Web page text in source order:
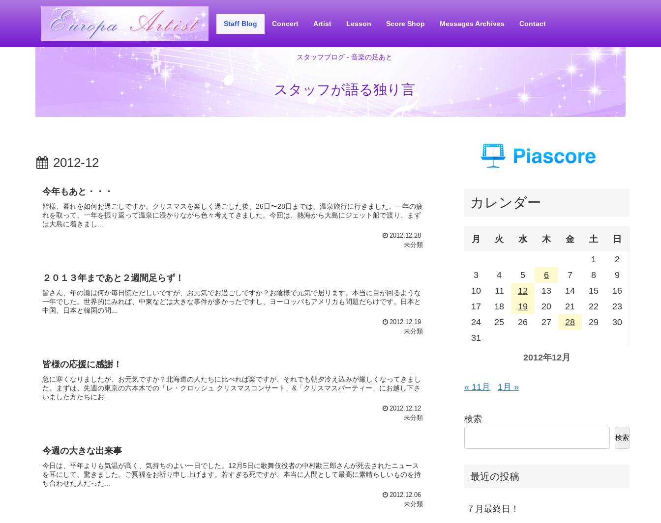
Staff Blog Concert Artist Lesson Score Shop Messages Archives Contact
スタッフブログ - 音楽の足あと
スタッフが語る独り言
2012-12
今年もあと・・・
皆様、暮れを如何お過ごしですか。クリスマスを楽しく過ごした後、26日〜28日までは、温泉旅行に行きました。一年の疲
れを取って、一年を振り返って温泉に浸かりながら色々考えてきました。今回は、熱海から大島にジェット船で渡り、まず
は大島に着きまし...
2012.12.28
未分類
２０１３年まであと２週間足らず！
皆さん、年の瀬は何か毎日慌ただしいですが、お元気でお過ごしですか？お陰様で元気で居ります。本当に目が回るような
一年でした。世界的にみれば、中東などは大きな事件が多かったですし、ヨーロッパもアメリカも問題だらけです。日本と
中国、日本と韓国の問...
2012.12.19
未分類
皆様の応援に感謝！
急に寒くなりましたが、お元気ですか？北海道の人たちに比べれば楽ですが、それでも朝夕冷え込みが厳しくなってきまし
た。まずは、先週の東京の六本木での「レ・クロッシュ クリスマスコンサート」&「クリスマスパーティー」にお越し下さ
いました方たちにお...
2012.12.12
未分類
今週の大きな出来事
今日は、平年よりも気温が高く、気持ちのよい一日でした。12月5日に歌舞伎役者の中村勘三郎さんが死去されたニュース
を耳にして、驚きました。ご冥福をお祈り申し上げます。若すぎる死ですが、本当に人間として最高に素晴らしいものを持
ち合わせた人だった...
2012.12.06
未分類
カレンダー
2012年12月
月 火 水 木 金 土 日
1
2
3
4 5 6 7 8
9
10
11 12 13 14 15
16
17
18 19 20 21 22
23
24
25 26 27 28 29
30
31
« 11月 1月 »
検索
検索
最近の投稿
７月最終日！